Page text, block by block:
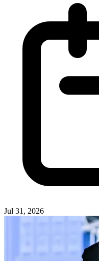
Jul 31, 2026